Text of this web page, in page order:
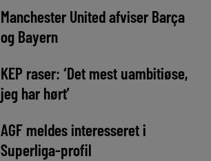
Manchester United afviser Barça
og Bayern
KEP raser: ‘Det mest uambitiøse,
jeg har hørt’
AGF meldes interesseret i
Superliga-profil